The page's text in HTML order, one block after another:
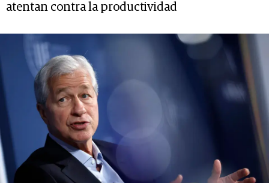
atentan contra la productividad